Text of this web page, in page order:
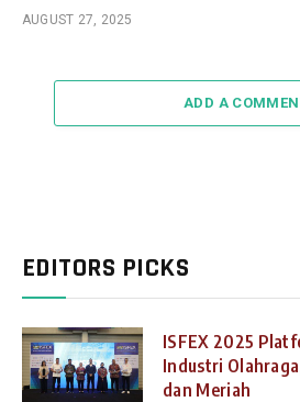
AUGUST 27, 2025
ADD A
EDITORS PICKS
ISFEX 2025
Industri
dan Meriah